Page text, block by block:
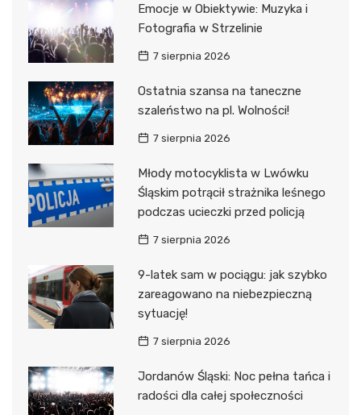
Emocje w Obiektywie: Muzyka i
Fotografia w Strzelinie
7 sierpnia 2026
Ostatnia szansa na taneczne
szaleństwo na pl. Wolności!
7 sierpnia 2026
Młody motocyklista w Lwówku
Śląskim potrącił strażnika leśnego
podczas ucieczki przed policją
7 sierpnia 2026
9-latek sam w pociągu: jak szybko
zareagowano na niebezpieczną
sytuację!
7 sierpnia 2026
Jordanów Śląski: Noc pełna tańca i
radości dla całej społeczności